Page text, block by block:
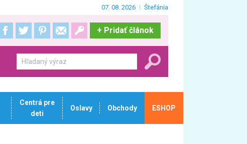
07. 08. 2026 Štefánia
+ Pridať článok
Centrá pre
deti
Oslavy Obchody ESHOP